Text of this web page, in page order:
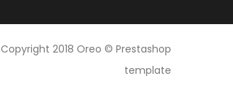
Copyright 2018 Oreo © Prestashop
template